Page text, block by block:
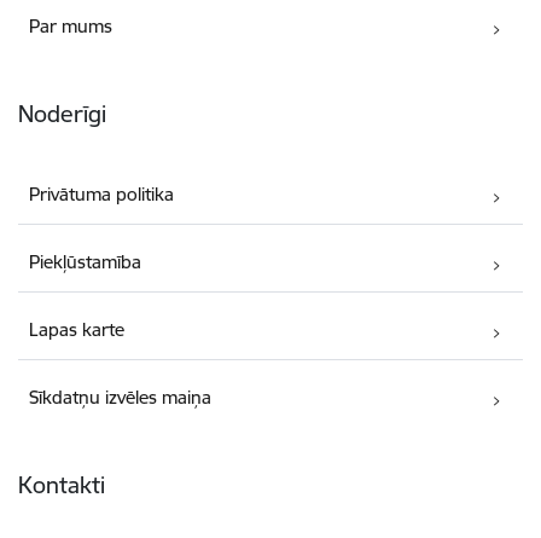
Par mums
Noderīgi
Privātuma politika
Piekļūstamība
Lapas karte
Sīkdatņu izvēles maiņa
Kontakti